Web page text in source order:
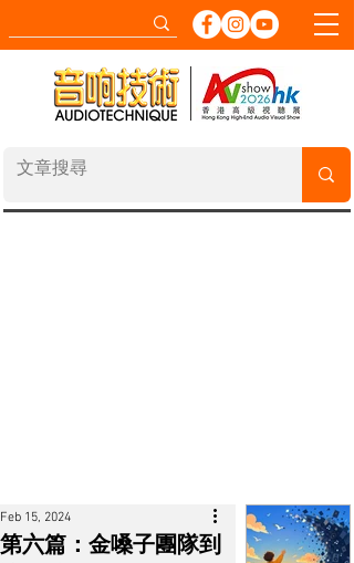
第六篇：金嗓子團隊到
Feb 15, 2024